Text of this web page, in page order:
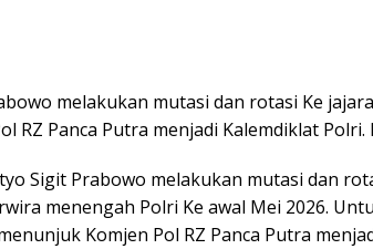
melakukan mutasi dan rotasi Ke
RZ Panca Putra menjadi Kalemdiklat
Sigit Prabowo melakukan mutasi dan
menengah Polri Ke awal Mei 2026.
Komjen Pol RZ Panca Putra